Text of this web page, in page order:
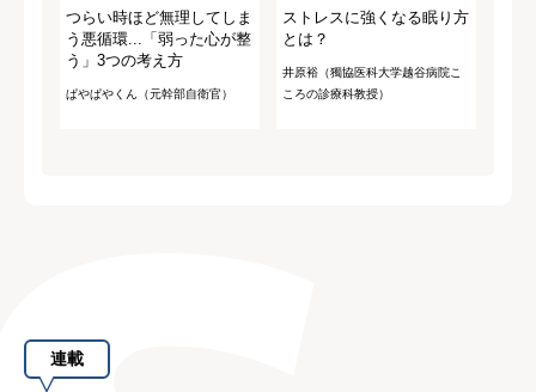
つらい時ほど無理してしま
う悪循環...「弱った心が整
う」3つの考え方
ぱやぱやくん（元幹部自衛官）
ストレスに強くなる眠り方
とは？
井原裕（獨協医科大学越谷病院こ
ころの診療科教授）
連載